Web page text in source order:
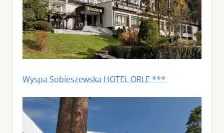
Wyspa Sobieszewska HOTEL ORLE ***